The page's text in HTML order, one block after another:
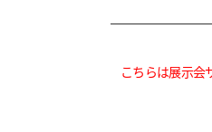
こちらは展示会